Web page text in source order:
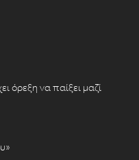
όρεξη να παίξει μαζί